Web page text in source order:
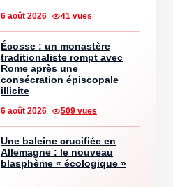
6 août 2026 41 vues
Écosse : un monastère
traditionaliste rompt avec
Rome après une
consécration épiscopale
illicite
6 août 2026 509 vues
Une baleine crucifiée en
Allemagne : le nouveau
blasphème « écologique »